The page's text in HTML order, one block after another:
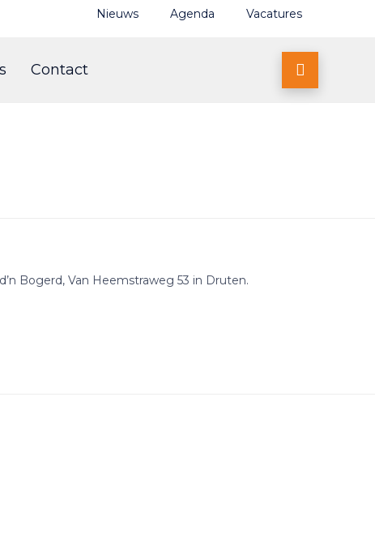
Nieuws Agenda Vacatures
Contact 
Bogerd, Van Heemstraweg 53 in Druten.